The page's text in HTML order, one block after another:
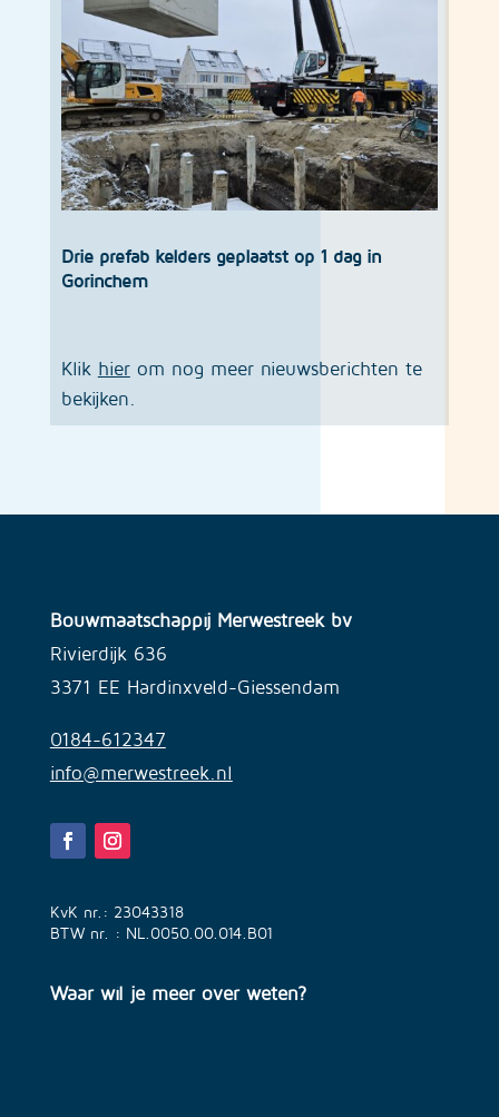
Drie prefab kelders geplaatst op 1 dag in
Gorinchem
Klik hierom nog meer nieuwsberichten te
bekijken.
Bouwmaatschappij Merwestreek bv
Rivierdijk 636
3371 EE Hardinxveld-Giessendam
0184-612347
info@merwestreek.nl
KvK nr.: 23043318
BTW nr. : NL.0050.00.014.B01
Waar wil je meer over weten?